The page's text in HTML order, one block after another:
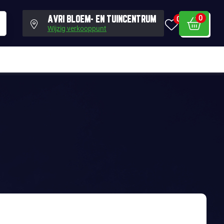
AVRI BLOEM- EN TUINCENTRUM
Wijzig verkooppunt
0 0